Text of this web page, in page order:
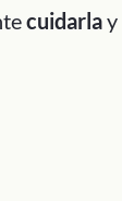
cuidarlay